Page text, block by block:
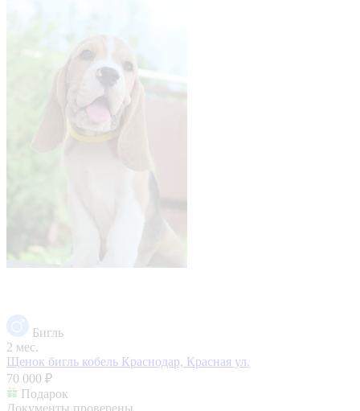
Бигль
2 мес.
Щенок бигль кобель Краснодар, Красная ул.
70 000 ₽
Подарок
Документы проверены